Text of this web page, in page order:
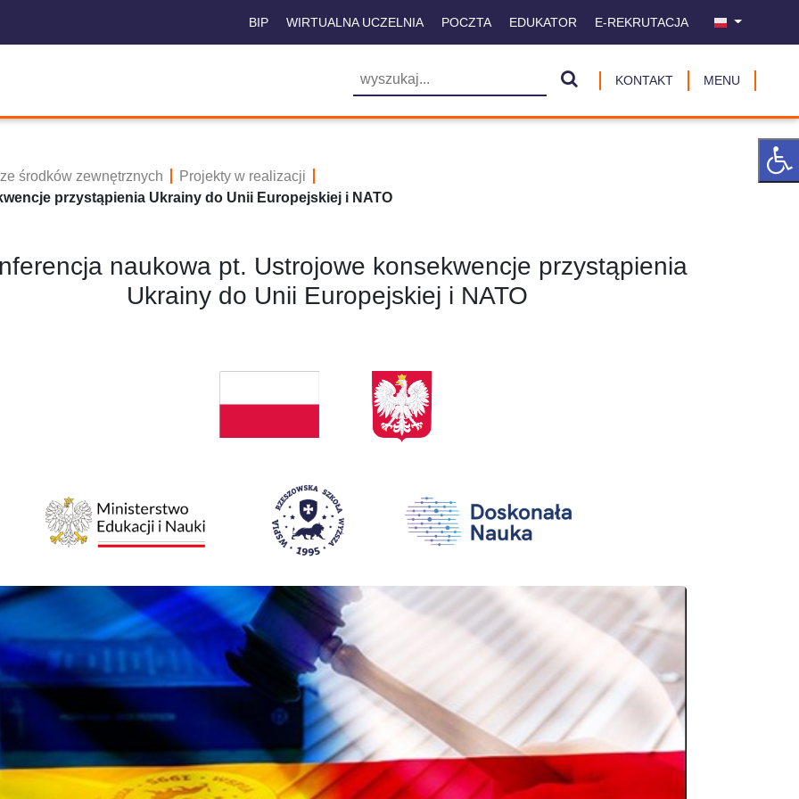
BIP WIRTUALNA UCZELNIA POCZTA EDUKATOR E-REKRUTACJA
KONTAKT MENU
środków zewnętrznych
Projekty w realizacji
przystąpienia Ukrainy do Unii Europejskiej i NATO
naukowa pt. Ustrojowe konsekwencje przystąpienia
Ukrainy do Unii Europejskiej i NATO